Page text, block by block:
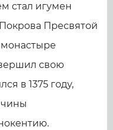
стал игумен
Пресвятой
свою
в 1375 году,